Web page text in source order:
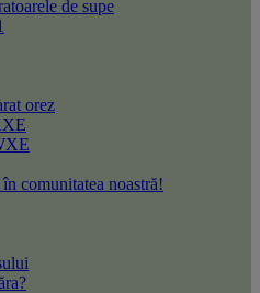
de supe
orez
comunitatea noastră!